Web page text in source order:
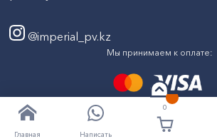
Главная Написать
0
@imperial_pv.kz
Мы принимаем к оплате:
Все права защищены © ТД "Империал" 2020-